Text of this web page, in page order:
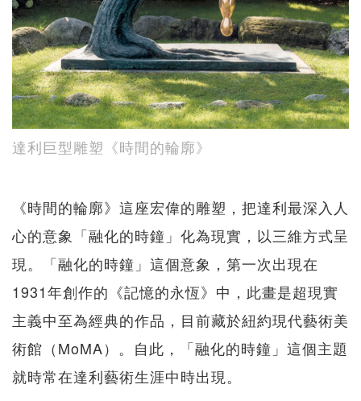
達利巨型雕塑《時間的輪廓》
《時間的輪廓》這座宏偉的雕塑，把達利最深入人
心的意象「融化的時鐘」化為現實，以三維方式呈
現。「融化的時鐘」這個意象，第一次出現在
1931年創作的《記憶的永恆》中，此畫是超現實
主義中至為經典的作品，目前藏於紐約現代藝術美
術館（MoMA）。自此，「融化的時鐘」這個主題
就時常在達利藝術生涯中時出現。